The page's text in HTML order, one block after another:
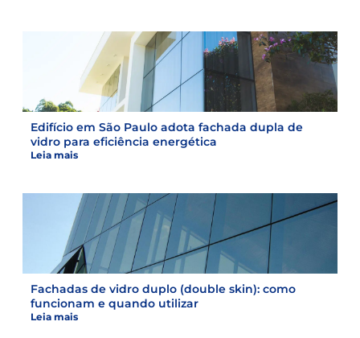
Edifício em São Paulo adota fachada dupla de
vidro para eficiência energética
Leia mais
Fachadas de vidro duplo (double skin): como
funcionam e quando utilizar
Leia mais